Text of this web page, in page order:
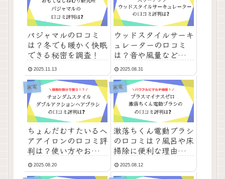
パジャマルの口コミ
は？冬でも暖かく快眠
できる秘密を調査！
2025.11.13
ウッドスタイルサーキ
ュレーターの口コミ
は？音や風量など使い
心地も紹介！
2025.08.31
家電
ちょんだむすたいるヘ
アアイロンの口コミ評
判は？使い方やおすす
めな人も紹介！
2025.08.20
家電
激落ちくん電動ブラシ
の口コミは？風呂や床
掃除に便利な理由も紹
介！
2025.08.12